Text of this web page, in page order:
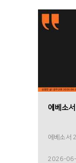
에베소
에베소서
2026-